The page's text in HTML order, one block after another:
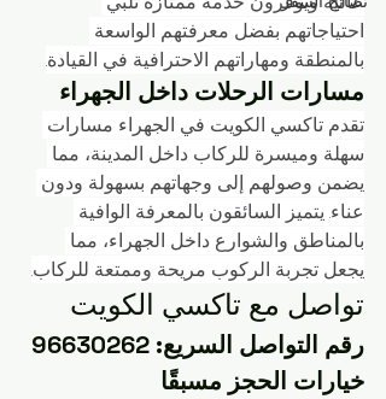
احتياجاتهم بفضل معرفتهم الواسعة
بالمنطقة ومهاراتهم الاحترافية في القيادة.
مسارات الرحلات داخل الجهراء
تقدم تاكسي الكويت في الجهراء مسارات
سهلة وميسرة للركاب داخل المدينة، مما
يضمن وصولهم إلى وجهاتهم بسهولة ودون
عناء. يتميز السائقون بالمعرفة الوافية
بالمناطق والشوارع داخل الجهراء، مما
يجعل تجربة الركوب مريحة وممتعة للركاب.
تواصل مع تاكسي الكويت
رقم التواصل السريع: 96630262
خيارات الحجز مسبقًا